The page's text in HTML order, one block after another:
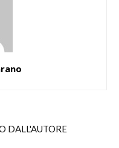
DALL'AUTORE